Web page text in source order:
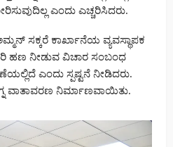
ಎಂದು ಎಚ್ಚರಿಸಿದರು.
ಸಕ್ಕರೆ ಕಾರ್ಖಾನೆಯ ವ್ಯವಸ್ಥಾಪಕ
ಹಣ ನೀಡುವ ವಿಚಾರ ಸಂಬಂಧ
ಎಂದು ಸ್ಪಷ್ಟನೆ ನೀಡಿದರು.
ವಾತಾವರಣ ನಿರ್ಮಾಣವಾಯಿತು.